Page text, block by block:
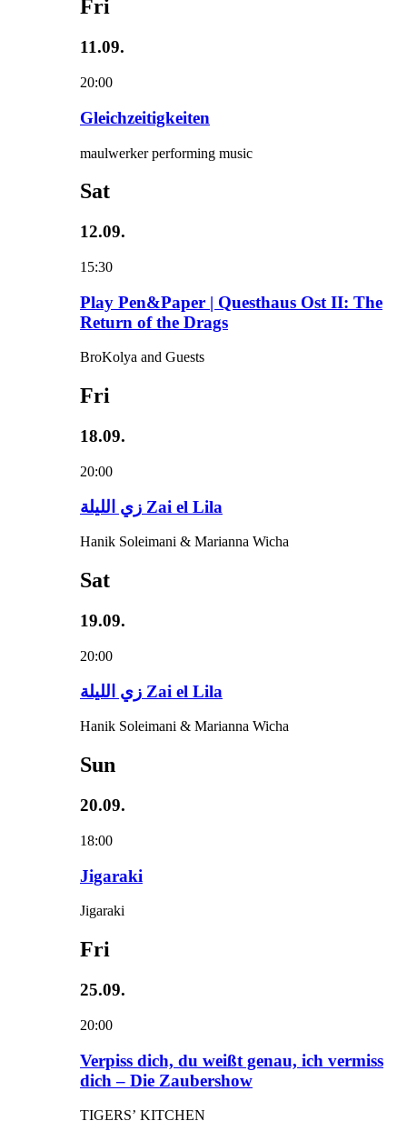
Fri
11.09.
20:00
Gleichzeitigkeiten
maulwerker performing music
Sat
12.09.
15:30
Play Pen&Paper | Questhaus Ost II: The
Return of the Drags
BroKolya and Guests
Fri
18.09.
20:00
زي‌ اللیلة Zai el Lila
Hanik Soleimani & Marianna Wicha
Sat
19.09.
20:00
زي‌ اللیلة Zai el Lila
Hanik Soleimani & Marianna Wicha
Sun
20.09.
18:00
Jigaraki
Jigaraki
Fri
25.09.
20:00
Verpiss dich, du weißt genau, ich vermiss
dich – Die Zaubershow
TIGERS’ KITCHEN